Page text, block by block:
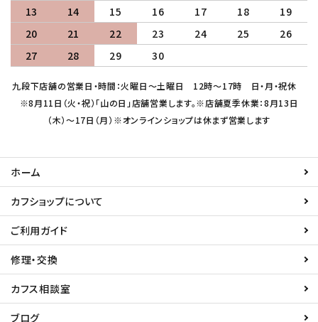
13
14 15 16 17 18
19
20
21 22 23 24 25
26
27
28 29 30
九段下店舗の営業日・時間：火曜日～土曜日 12時～17時 日・月・祝休
※8月11日（火・祝）「山の日」店舗営業します。※店舗夏季休業：8月13日
（木）～17日（月）※オンラインショップは休まず営業します
ホーム
カフショップについて
ご利用ガイド
修理・交換
カフス相談室
ブログ